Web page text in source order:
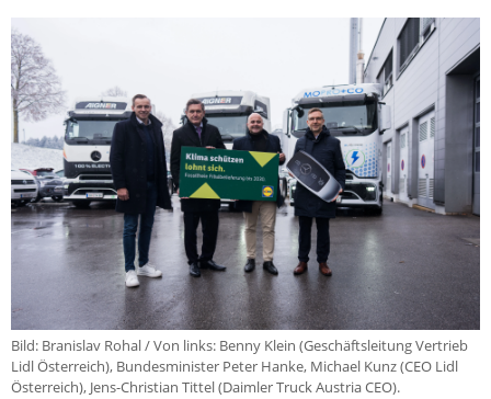
Bild: Branislav Rohal / Von links: Benny Klein (Geschäftsleitung Vertrieb
Lidl Österreich), Bundesminister Peter Hanke, Michael Kunz (CEO Lidl
Österreich), Jens-Christian Tittel (Daimler Truck Austria CEO).